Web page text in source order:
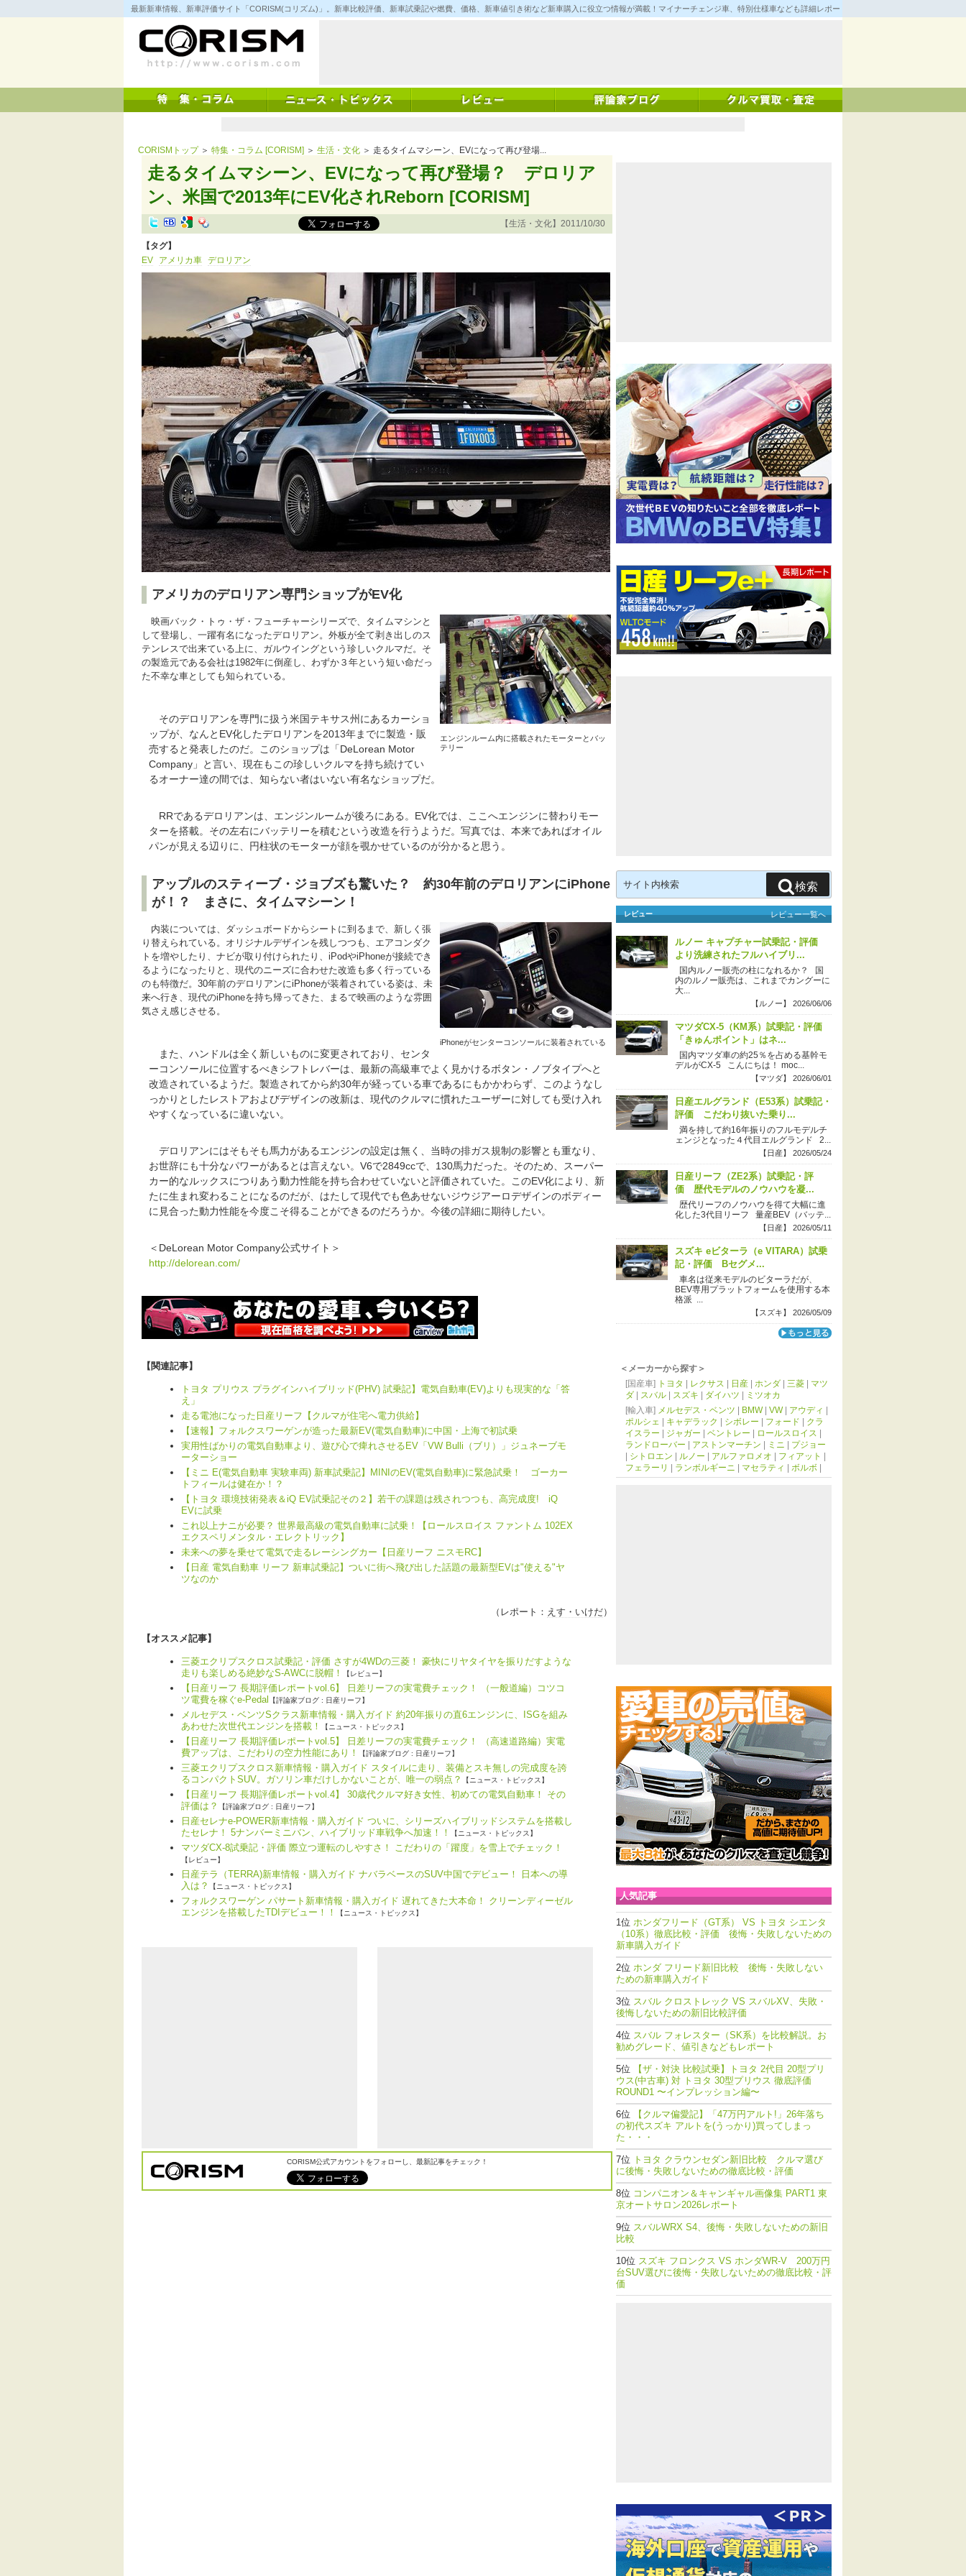
コ
ン
キ
ッ
最新新車情報、新車評価サイト「CORISM(コリズム)」。新車比較評価、新車試乗記や燃費、価格、新車値引き術など新車購入に役立つ情報が満載！マイナーチェンジ車、特別仕様車なども詳細レポート！
CORISMトップ＞ 特集・コラム [CORISM] ＞ 生活・文化 ＞ 走るタイムマシーン、EVになって再び登場...
走るタイムマシーン、EVになって再び登場？ デロリア
ン、米国で2013年にEV化されReborn [CORISM]
【生活・文化】2011/10/30
【タグ】
EV
アメリカ車 デロリアン
アメリカのデロリアン専門ショップがEV化
エンジンルーム内に搭載されたモーターとバッ
テリー
映画バック・トゥ・ザ・フューチャーシリーズで、タイムマシンと
して登場し、一躍有名になったデロリアン。外板が全て剥き出しのス
テンレスで出来ている上に、ガルウイングという珍しいクルマだ。そ
の製造元である会社は1982年に倒産し、わずか３年という短い命だっ
た不幸な車としても知られている。
そのデロリアンを専門に扱う米国テキサス州にあるカーショ
ップが、なんとEV化したデロリアンを2013年までに製造・販
売すると発表したのだ。このショップは「DeLorean Motor
Company」と言い、現在もこの珍しいクルマを持ち続けてい
るオーナー達の間では、知らない者はいない有名なショップだ。
RRであるデロリアンは、エンジンルームが後ろにある。EV化では、ここへエンジンに替わりモー
ターを搭載。その左右にバッテリーを積むという改造を行うようだ。写真では、本来であればオイル
パンが見える辺りに、円柱状のモーターが顔を覗かせているのが分かると思う。
アップルのスティーブ・ジョブズも驚いた？ 約30年前のデロリアンにiPhone
が！？ まさに、タイムマシーン！
iPhoneがセンターコンソールに装着されている
内装については、ダッシュボードからシートに到るまで、新しく張
り替えられている。オリジナルデザインを残しつつも、エアコンダク
トを増やしたり、ナビが取り付けられたり、iPodやiPhoneが接続でき
るようになったりと、現代のニーズに合わせた改造も多く行っている
のも特徴だ。30年前のデロリアンにiPhoneが装着されている姿は、未
来へ行き、現代のiPhoneを持ち帰ってきた、まるで映画のような雰囲
気さえ感じさせる。
また、ハンドルは全く新しいものに変更されており、センタ
ーコンソールに位置するべきシフトレバーは、最新の高級車でよく見かけるボタン・ノブタイプへと
改造されているようだ。製造されてから約30年が経っている車であるにもかかわらず、このようなし
っかりとしたレストアおよびデザインの改新は、現代のクルマに慣れたユーザーに対しても受け入れ
やすくなっているに違いない。
デロリアンにはそもそも馬力があるエンジンの設定は無く、当時の排ガス規制の影響とも重なり、
お世辞にも十分なパワーがあるとは言えない。V6で2849ccで、130馬力だった。そのため、スーパー
カー的なルックスにつりあう動力性能を持ち合わせていないと評価されていた。このEV化により、新
たに生まれ変わることになるのだが、はたして現代でも色あせないジウジアーロデザインのボディー
に見合った動力性能を今度こそ得ることができるのだろうか。今後の詳細に期待したい。
＜DeLorean Motor Company公式サイト＞
http://delorean.com/
【関連記事】
トヨタ プリウス プラグインハイブリッド(PHV) 試乗記】電気自動車(EV)よりも現実的な「答
え」
走る電池になった日産リーフ【クルマが住宅へ電力供給】
【速報】フォルクスワーゲンが造った最新EV(電気自動車)に中国・上海で初試乗
実用性ばかりの電気自動車より、遊び心で痺れさせるEV「VW Bulli（ブリ）」ジュネーブモ
ーターショー
【ミニ E(電気自動車 実験車両) 新車試乗記】MINIのEV(電気自動車)に緊急試乗！ ゴーカー
トフィールは健在か！？
【トヨタ 環境技術発表＆iQ EV試乗記その２】若干の課題は残されつつも、高完成度! iQ
EVに試乗
これ以上ナニが必要？ 世界最高級の電気自動車に試乗！【ロールスロイス ファントム 102EX
エクスペリメンタル・エレクトリック】
未来への夢を乗せて電気で走るレーシングカー【日産リーフ ニスモRC】
【日産 電気自動車 リーフ 新車試乗記】ついに街へ飛び出した話題の最新型EVは"使える"ヤ
ツなのか
（レポート： えす・いけだ）
【オススメ記事】
三菱エクリプスクロス試乗記・評価 さすが4WDの三菱！ 豪快にリヤタイヤを振りだすような
走りも楽しめる絶妙なS-AWCに脱帽！
【レビュー】
【日産リーフ 長期評価レポートvol.6】 日差リーフの実電費チェック！ （一般道編）コツコ
ツ電費を稼ぐe-Pedal
【評論家ブログ : 日産リーフ】
メルセデス・ベンツSクラス新車情報・購入ガイド 約20年振りの直6エンジンに、ISGを組み
あわせた次世代エンジンを搭載！
【ニュース・トピックス】
【日産リーフ 長期評価レポートvol.5】 日差リーフの実電費チェック！ （高速道路編）実電
費アップは、こだわりの空力性能にあり！
【評論家ブログ : 日産リーフ】
三菱エクリプスクロス新車情報・購入ガイド スタイルに走り、装備とスキ無しの完成度を誇
るコンパクトSUV。ガソリン車だけしかないことが、唯一の弱点？
【ニュース・トピックス】
【日産リーフ 長期評価レポートvol.4】 30歳代クルマ好き女性、初めての電気自動車！ その
評価は？
【評論家ブログ : 日産リーフ】
日産セレナe-POWER新車情報・購入ガイド ついに、シリーズハイブリッドシステムを搭載し
たセレナ！ 5ナンバーミニバン、ハイブリッド車戦争へ加速！！
【ニュース・トピックス】
マツダCX-8試乗記・評価 際立つ運転のしやすさ！ こだわりの「躍度」を雪上でチェック！
【レビュー】
日産テラ（TERRA)新車情報・購入ガイド ナバラベースのSUV中国でデビュー！ 日本への導
入は？
【ニュース・トピックス】
フォルクスワーゲン パサート新車情報・購入ガイド 遅れてきた大本命！ クリーンディーゼル
エンジンを搭載したTDIデビュー！！
【ニュース・トピックス】
CORISM公式アカウントをフォローし、最新記事をチェック！
索:
検索
レビュー レビュー一覧へ
ルノー キャプチャー試乗記・評価
より洗練されたフルハイブリ...
国内ルノー販売の柱になれるか？ 国
内のルノー販売は、これまでカングーに
大...
【ルノー】 2026/06/06
マツダCX-5（KM系）試乗記・評価
「きゅんポイント」はネ...
国内マツダ車の約25％を占める基幹モ
デルがCX-5 こんにちは！ moc...
【マツダ】 2026/06/01
日産エルグランド（E53系）試乗記・
評価 こだわり抜いた乗り...
満を持して約16年振りのフルモデルチ
ェンジとなった４代目エルグランド 2...
【日産】 2026/05/24
日産リーフ（ZE2系）試乗記・評
価 歴代モデルのノウハウを凝...
歴代リーフのノウハウを得て大幅に進
化した3代目リーフ 量産BEV（バッテ...
【日産】 2026/05/11
スズキ eビターラ（e VITARA）試乗
記・評価 Bセグメ...
車名は従来モデルのビターラだが、
BEV専用プラットフォームを使用する本
格派 ...
【スズキ】 2026/05/09
＜メーカーから探す＞
[国産車] トヨタ レクサス 日産 ホンダ 三菱
マツ
ダ
スバル スズキ ダイハツ
ミツオカ
[輸入車] メルセデス・ベンツ BMW| VW| アウディ
ポルシェ
キャデラック シボレー フォード
クラ
イスラー
ジャガー ベントレー ロールスロイス
ランドローバー
アストンマーチン ミニ
プジョー
シトロエン ルノー アルファロメオ フィアット
フェラーリ
ランボルギーニ マセラティ ボルボ
人気記事
ホンダフリード（GT系） VS トヨタ シエンタ
（10系）徹底比較・評価 後悔・失敗しないための
新車購入ガイド
ホンダ フリード新旧比較 後悔・失敗しない
ための新車購入ガイド
スバル クロストレック VS スバルXV、失敗・
後悔しないための新旧比較評価
スバル フォレスター（SK系）を比較解説。お
勧めグレード、値引きなどもレポート
【ザ・対決 比較試乗】トヨタ 2代目 20型プリ
ウス(中古車) 対 トヨタ 30型プリウス 徹底評価
ROUND1 〜インプレッション編〜
【クルマ偏愛記】「47万円アルト!」26年落ち
の初代スズキ アルトを(うっかり)買ってしまっ
た・・・
トヨタ クラウンセダン新旧比較 クルマ選び
に後悔・失敗しないための徹底比較・評価
コンパニオン＆キャンギャル画像集 PART1 東
京オートサロン2026レポート
スバルWRX S4、後悔・失敗しないための新旧
比較
スズキ フロンクス VS ホンダWR-V 200万円
台SUV選びに後悔・失敗しないための徹底比較・評
価